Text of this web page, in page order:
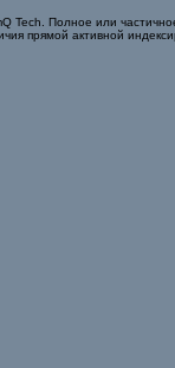
Tech. Полное или
прямой активной